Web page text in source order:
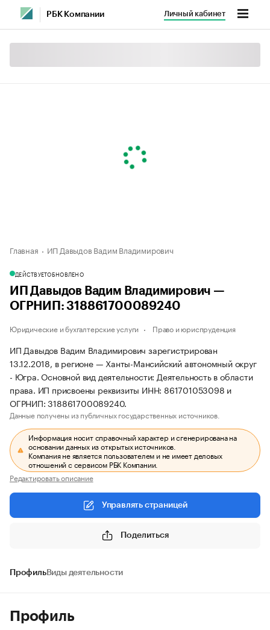
РБК Компании Личный кабинет
Главная ИП Давыдов Вадим Владимирович
ДЕЙСТВУЕТОБНОВЛЕНО
ИП Давыдов Вадим Владимирович —
ОГРНИП: 318861700089240
Юридические и бухгалтерские услуги Право и юриспруденция
ИП Давыдов Вадим Владимирович зарегистрирован
13.12.2018, в регионе — Ханты-Мансийский автономный округ
- Югра. Основной вид деятельности: Деятельность в области
права. ИП присвоены реквизиты ИНН: 861701053098 и
ОГРНИП: 318861700089240.
Данные получены из публичных государственных источников.
Информация носит справочный характер и сгенерирована на
основании данных из открытых источников.
Компания не является пользователем и не имеет деловых
отношений с сервисом РБК Компании.
Редактировать описание
Управлять страницей
Поделиться
ПрофильВиды деятельности
Профиль